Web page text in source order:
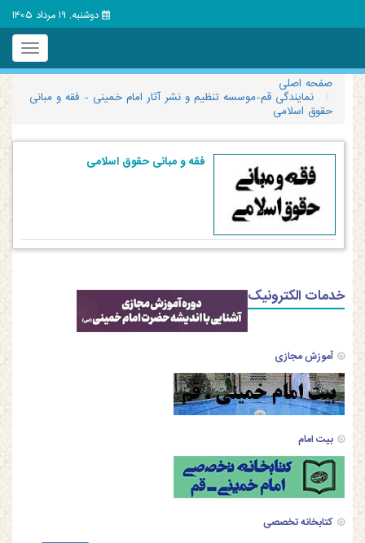
دوشنبه, 19 مرداد 1405
Toggle
صفحه اصلی
نمایندگی قم-موسسه تنظیم و نشر آثار امام خمینی - فقه و مبانی
حقوق اسلامی
فقه و مبانی حقوق اسلامی
خدمات الکترونیک
آموزش مجازی
بیت امام
کتابخانه تخصصی